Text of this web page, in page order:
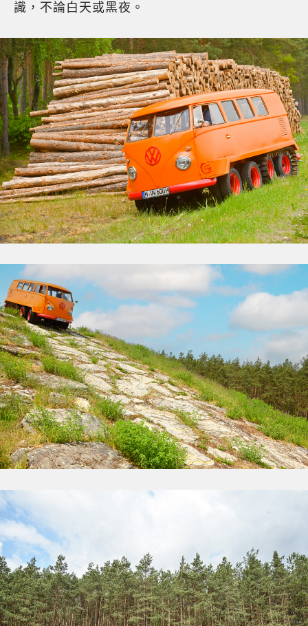
識，不論白天或黑夜。